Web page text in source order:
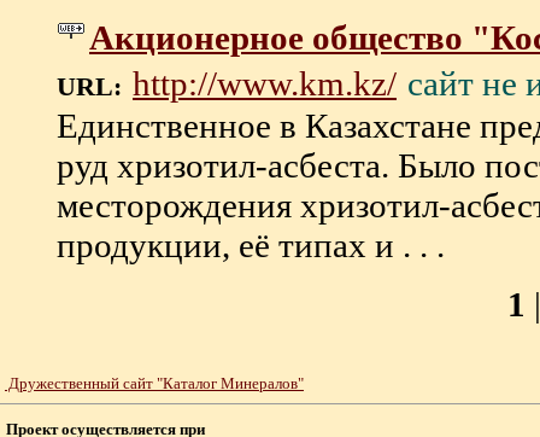
Акционерное общество
URL: http://www.km.kz/ сайт не
Единственное в Казахстане
руд хризотил-асбеста. Было
месторождения хризотил-
продукции, её типах и . . .
1
Дружественный сайт "Каталог Минералов"
Проект осуществляется при